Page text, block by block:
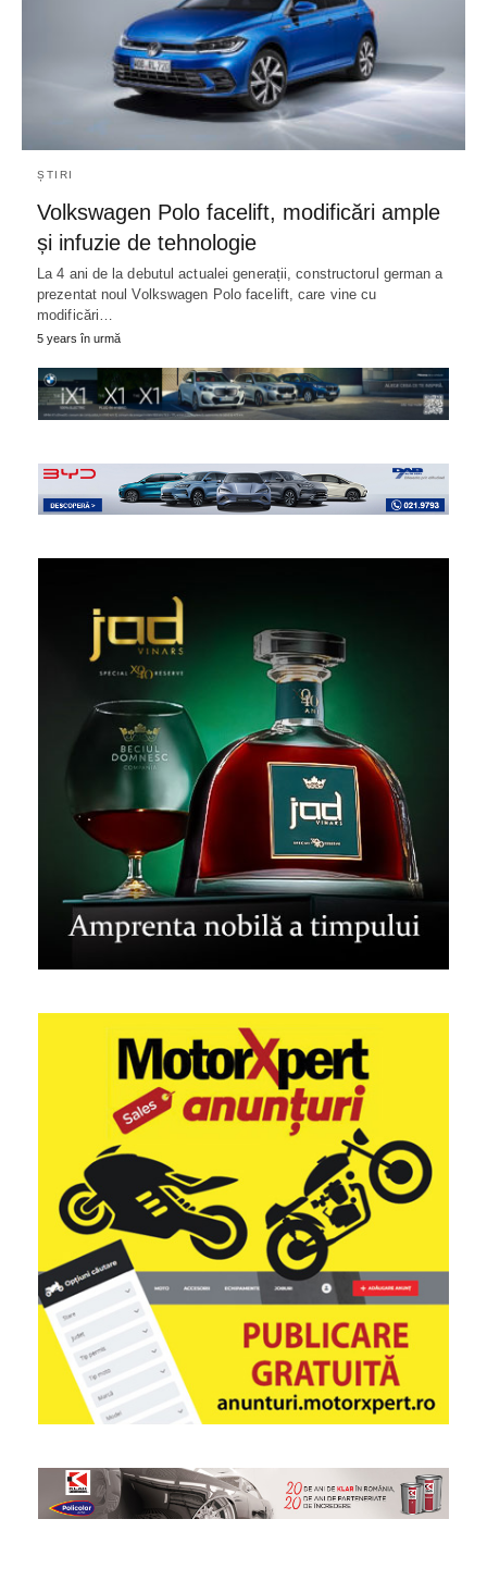
ȘTIRI
Volkswagen Polo facelift, modificări ample
și infuzie de tehnologie
La 4 ani de la debutul actualei generații, constructorul german a
prezentat noul Volkswagen Polo facelift, care vine cu
modificări…
5 years în urmă